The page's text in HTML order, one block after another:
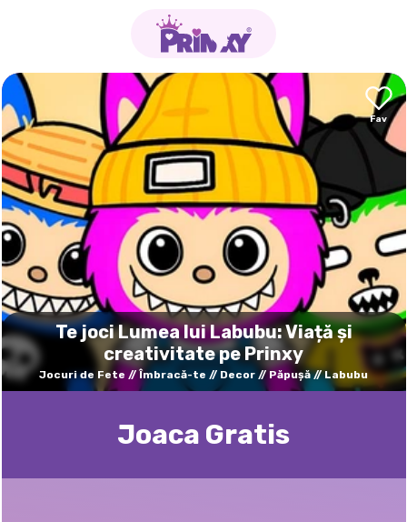
Te joci Lumea lui Labubu: Viață și
creativitate pe Prinxy
Jocuri de Fete Îmbracă-te Decor Păpuşă Labubu
Joaca Gratis